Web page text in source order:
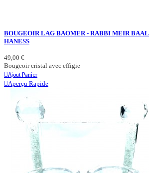
BOUGEOIR LAG BAOMER - RABBI MEIR BAAL
HANESS
49,00 €
Bougeoir cristal avec effigie
Ajout Panier
Aperçu Rapide